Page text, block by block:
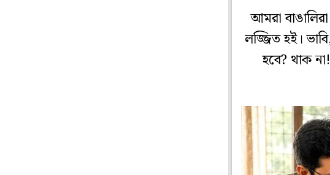
আমরা
লজ্জিত হই।
হবে? থাক